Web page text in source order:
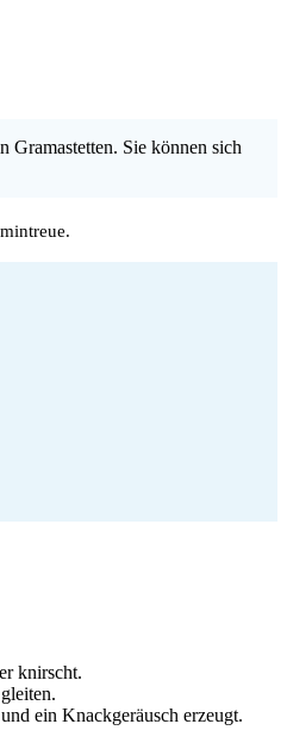
Gramastetten. Sie können sich
knirscht.
ein Knackgeräusch erzeugt.